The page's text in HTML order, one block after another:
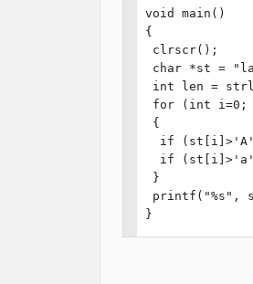
void main()
{
clrscr();
char *st =
int len =
for (int i=0;
{
if
if
}
printf("%s",
}